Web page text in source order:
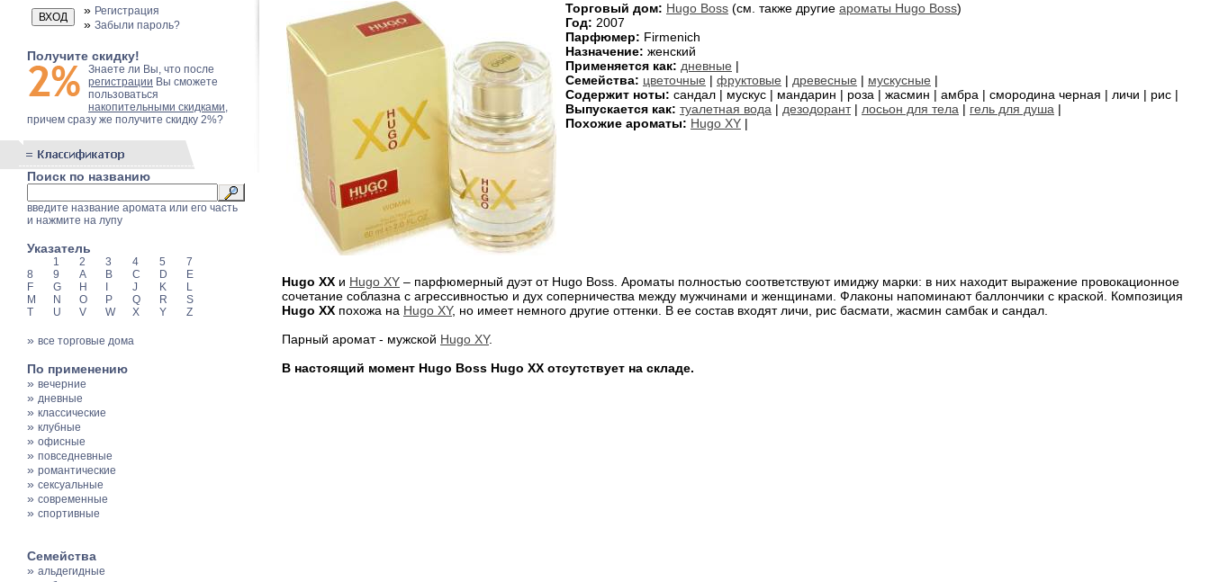
» Регистрация
» Забыли пароль?
Получите скидку!
Знаете ли Вы, что после
регистрации Вы сможете
пользоваться
накопительными скидками,
причем сразу же получите скидку 2%?
Поиск по названию
введите название аромата или его часть
и нажмите на лупу
Указатель
1 2 3 4 5
7
8
9 A B C D
E
F
G H J K
L
M
N O P Q R
S
T
U V W X Y Z
» все торговые дома
По применению
» вечерние
» дневные
» классические
» клубные
» офисные
» повседневные
» романтические
» сексуальные
» современные
» спортивные
Семейства
» альдегидные
Торговый дом: Hugo Boss (см. также другие ароматы Hugo Boss)
Год: 2007
Парфюмер: Firmenich
Назначение: женский
Применяется как: дневные |
Семейства: цветочные | фруктовые | древесные | мускусные |
Содержит ноты: сандал | мускус | мандарин | роза | жасмин | амбра | смородина черная | личи | рис |
Выпускается как: туалетная вода | дезодорант| лосьон для тела | гель для душа |
Похожие ароматы: Hugo XY |
Hugo XX и Hugo XY – парфюмерный дуэт от Hugo Boss. Ароматы полностью соответствуют имиджу марки: в них находит выражение провокационное
сочетание соблазна с агрессивностью и дух соперничества между мужчинами и женщинами. Флаконы напоминают баллончики с краской. Композиция
Hugo XX похожа на Hugo XY, но имеет немного другие оттенки. В ее состав входят личи, рис басмати, жасмин самбак и сандал.
Парный аромат - мужской Hugo XY.
В настоящий момент Hugo Boss Hugo XX отсутствует на складе.